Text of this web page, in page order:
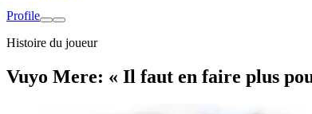
Profile
Histoire du joueur
Vuyo Mere: « Il faut en faire plus